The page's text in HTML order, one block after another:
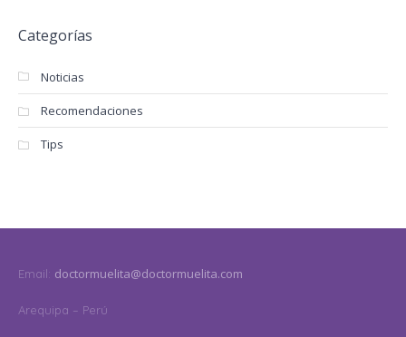
Categorías
Noticias
Recomendaciones
Tips
Email: doctormuelita@doctormuelita.com
Arequipa – Perú